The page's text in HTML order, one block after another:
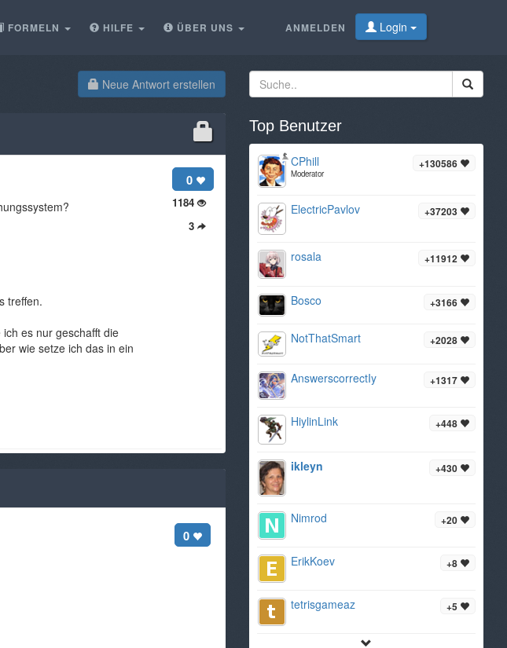
ANMELDEN Login
FORMELN HILFE ÜBER UNS
Neue Antwort erstellen
0
1184
3
treffen.
es nur geschafft die
wie setze ich das in ein
0
Top Benutzer
+130586
CPhill
Moderator
+37203
ElectricPavlov
+11912
rosala
+3166
Bosco
+2028
NotThatSmart
+1317
AnswerscorrectIy
+448
HiylinLink
+430
ikleyn
+20
Nimrod
+8
ErikKoev
+5
tetrisgameaz